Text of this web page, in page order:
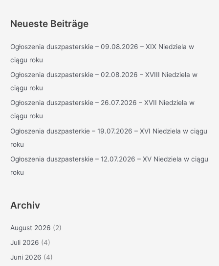
h
n
n
a
c
h
:
Neueste Beiträge
Ogłoszenia duszpasterskie – 09.08.2026 – XIX Niedziela w
ciągu roku
Ogłoszenia duszpasterskie – 02.08.2026 – XVIII Niedziela w
ciągu roku
Ogłoszenia duszpasterskie – 26.07.2026 – XVII Niedziela w
ciągu roku
Ogłoszenia duszpasterkie – 19.07.2026 – XVI Niedziela w ciągu
roku
Ogłoszenia duszpasterskie – 12.07.2026 – XV Niedziela w ciągu
roku
Archiv
August 2026 (2)
Juli 2026 (4)
Juni 2026 (4)